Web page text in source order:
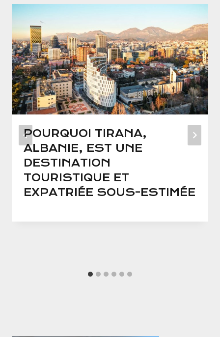
POURQUOI TIRANA,
ALBANIE, EST UNE
DESTINATION
TOURISTIQUE ET
EXPATRIÉE SOUS-ESTIMÉE